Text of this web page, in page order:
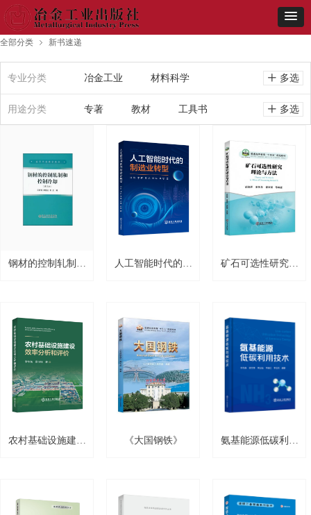
钢材的控制轧制和
人工智能时代的制
矿石可选性研究理
农村基础设施建设
《大国钢铁》
氨基能源低碳利用
全部分类 ꁇ 新书速递
专业分类 ꄸ 多选
冶金工业 材料科学
地质矿业 机电智能
环境安全 建筑土木
用途分类 ꄸ 多选
专著 教材 工具书
其他